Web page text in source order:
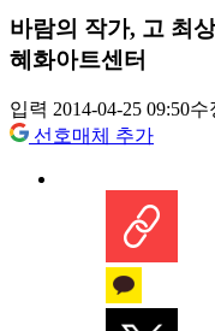
바람의 작가, 고 최
혜화아트센터
입력 2014-04-25 09:50수
선호매체 추가